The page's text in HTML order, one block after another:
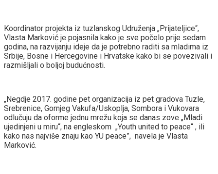
Koordinator projekta iz tuzlanskog Udruženja „Prijateljice“,
Vlasta Marković je pojasnila kako je sve počelo prije sedam
godina, na razvijanju ideje da je potrebno raditi sa mladima iz
Srbije, Bosne i Hercegovine i Hrvatske kako bi se povezivali i
razmišljali o boljoj budućnosti.
„Negdje 2017. godine pet organizacija iz pet gradova Tuzle,
Srebrenice, Gornjeg Vakufa/Uskoplja, Sombora i Vukovara
odlučuju da oforme jednu mrežu koja se danas zove „Mladi
ujedinjeni u miru“, na engleskom „Youth united to peace“ , ili
kako nas najviše znaju kao YU peace”, navela je Vlasta
Marković.